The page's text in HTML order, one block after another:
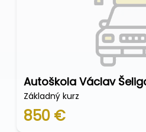
Autoškola Václav
Základný kurz
850 €